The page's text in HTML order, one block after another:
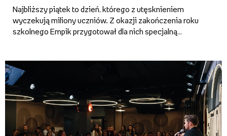
Najbliższy piątek to dzień, którego z utęsknieniem
wyczekują miliony uczniów. Z okazji zakończenia roku
szkolnego Empik przygotował dla nich specjalną
w rubryce z...